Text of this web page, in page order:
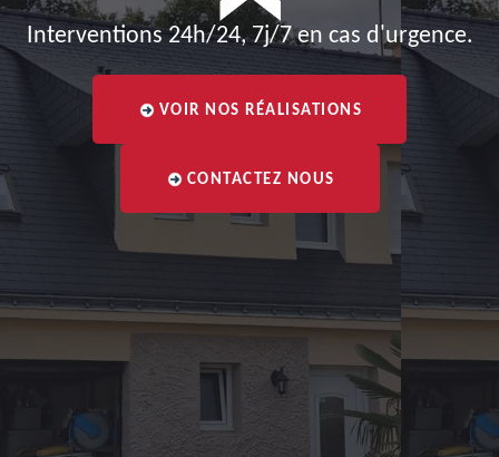
Interventions 24h/24, 7j/7 en cas d'urgence.
VOIR NOS RÉALISATIONS
CONTACTEZ NOUS